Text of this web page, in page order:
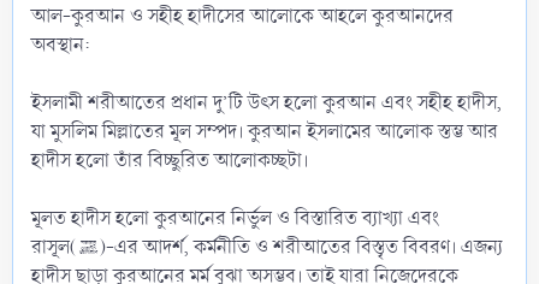
আল-কুরআন ও সহীহ হাদীসের আলোকে আহলে কুরআনদের
অবস্থান:
ইসলামী শরীআতের প্রধান দু’টি উৎস হলো কুরআন এবং সহীহ হাদীস,
যা মুসলিম মিল্লাতের মূল সম্পদ। কুরআন ইসলামের আলোক স্তম্ভ আর
হাদীস হলো তাঁর বিচ্ছুরিত আলোকচ্ছটা।
মূলত হাদীস হলো কুরআনের নির্ভুল ও বিস্তারিত ব্যাখ্যা এবং
রাসূল(ﷺ)-এর আদর্শ, কর্মনীতি ও শরীআতের বিস্তৃত বিবরণ। এজন্য
হাদীস ছাড়া কুরআনের মর্ম বুঝা অসম্ভব। তাই যারা নিজেদেরকে